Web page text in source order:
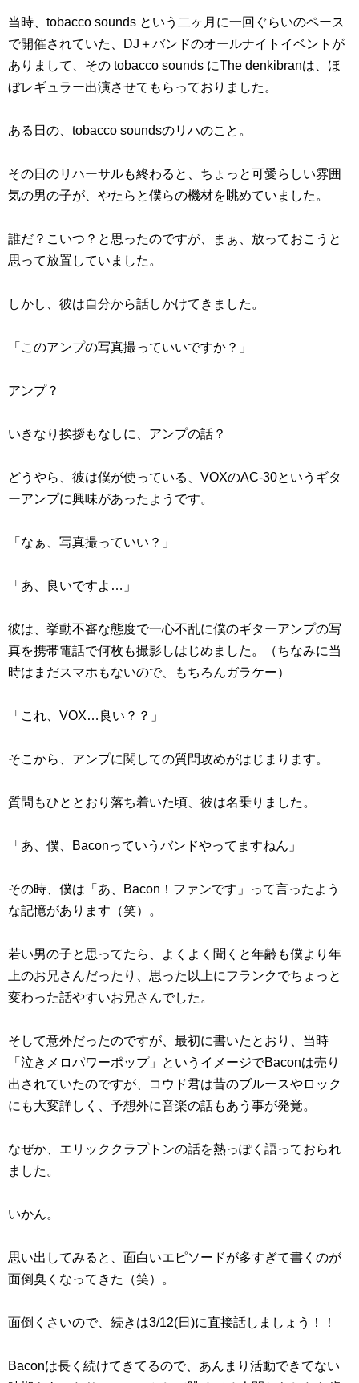
当時、tobacco sounds という二ヶ月に一回ぐらいのペース
で開催されていた、DJ＋バンドのオールナイトイベントが
ありまして、その tobacco sounds にThe denkibranは、ほ
ぼレギュラー出演させてもらっておりました。
ある日の、tobacco soundsのリハのこと。
その日のリハーサルも終わると、ちょっと可愛らしい雰囲
気の男の子が、やたらと僕らの機材を眺めていました。
誰だ？こいつ？と思ったのですが、まぁ、放っておこうと
思って放置していました。
しかし、彼は自分から話しかけてきました。
「このアンプの写真撮っていいですか？」
アンプ？
いきなり挨拶もなしに、アンプの話？
どうやら、彼は僕が使っている、VOXのAC-30というギタ
ーアンプに興味があったようです。
「なぁ、写真撮っていい？」
「あ、良いですよ…」
彼は、挙動不審な態度で一心不乱に僕のギターアンプの写
真を携帯電話で何枚も撮影しはじめました。（ちなみに当
時はまだスマホもないので、もちろんガラケー）
「これ、VOX…良い？？」
そこから、アンプに関しての質問攻めがはじまります。
質問もひととおり落ち着いた頃、彼は名乗りました。
「あ、僕、Baconっていうバンドやってますねん」
その時、僕は「あ、Bacon！ファンです」って言ったよう
な記憶があります（笑）。
若い男の子と思ってたら、よくよく聞くと年齢も僕より年
上のお兄さんだったり、思った以上にフランクでちょっと
変わった話やすいお兄さんでした。
そして意外だったのですが、最初に書いたとおり、当時
「泣きメロパワーポップ」というイメージでBaconは売り
出されていたのですが、コウド君は昔のブルースやロック
にも大変詳しく、予想外に音楽の話もあう事が発覚。
なぜか、エリッククラプトンの話を熱っぽく語っておられ
ました。
いかん。
思い出してみると、面白いエピソードが多すぎて書くのが
面倒臭くなってきた（笑）。
面倒くさいので、続きは3/12(日)に直接話しましょう！！
Baconは長く続けてきてるので、あんまり活動できてない